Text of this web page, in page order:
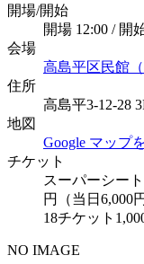
開場/開始
開場 12:00 / 開
会場
高島平区民館（
住所
高島平3-12-28
地図
Google マップ
チケット
スーパーシー
円（当日6,000
18チケット
NO IMAGE